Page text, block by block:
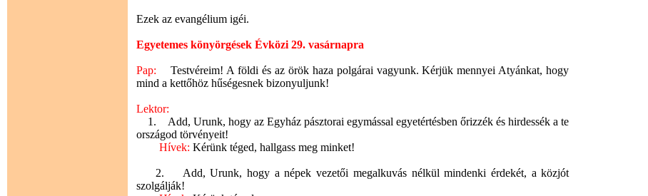
Ezek az evangélium igéi.
Egyetemes könyörgések Évközi 29. vasárnapra
Pap:
Testvéreim! A földi és az örök haza polgárai vagyunk. Kérjük mennyei Atyánkat, hogy
mind a kettőhöz hűségesnek bizonyuljunk!
Lektor:
1. Add, Urunk, hogy az Egyház pásztorai egymással egyetértésben őrizzék és hirdessék a te
országod törvényeit!
Hívek: Kérünk téged, hallgass meg minket!
2. Add, Urunk, hogy a népek vezetői megalkuvás nélkül mindenki érdekét, a közjót
szolgálják!